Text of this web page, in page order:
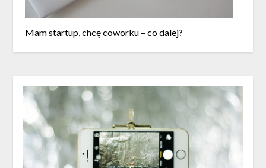
Mam startup, chcę coworku – co dalej?